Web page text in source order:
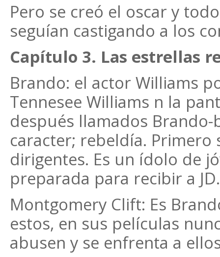
Pero se creó el oscar y
seguían castigando a los
Capítulo 3. Las estrellas
Brando: el actor Williams
Tennesee Williams n la
después llamados Brando-
caracter; rebeldía. Primero
dirigentes. Es un ídolo de
preparada para recibir a JD.
Montgomery Clift: Es
estos, en sus películas
abusen y se enfrenta a